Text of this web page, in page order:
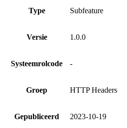
Type Subfeature
Versie 1.0.0
Systeemrolcode -
Groep HTTP Headers
Gepubliceerd 2023-10-19